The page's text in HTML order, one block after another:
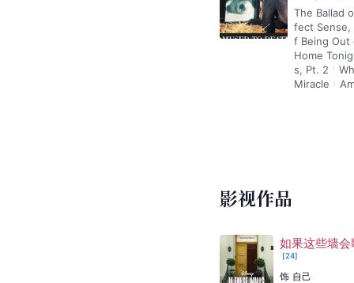
The Ballad
fect Sense,
f Being Out
Home
s, Pt. 2
Miracle
影视作品
如果这些墙会
[24]
饰 自己